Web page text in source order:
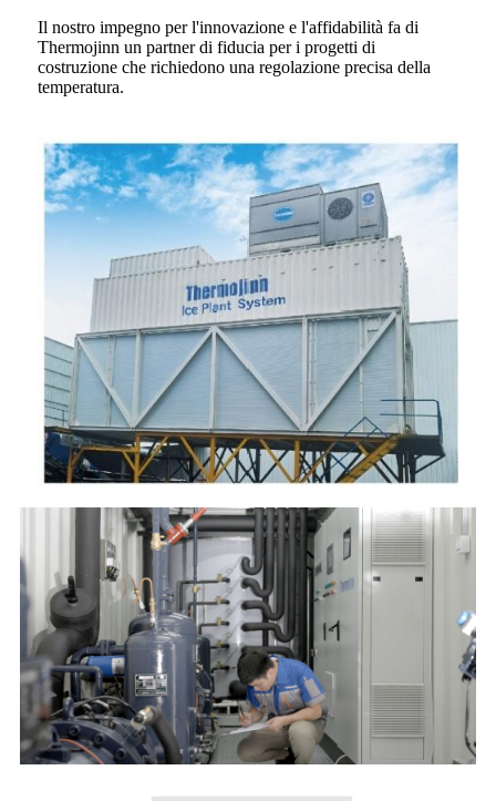
Il nostro impegno per l'innovazione e l'affidabilità fa di
Thermojinn un partner di fiducia per i progetti di
costruzione che richiedono una regolazione precisa della
temperatura.